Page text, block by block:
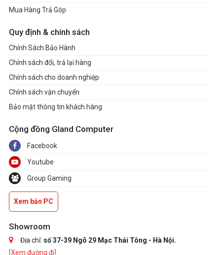
Mua Hàng Trả Góp
Quy định & chính sách
Chính Sách Bảo Hành
Chính sách đổi, trả lại hàng
Chính sách cho doanh nghiệp
Chính sách vận chuyển
Bảo mật thông tin khách hàng
Cộng đồng Gland Computer
Facebook
Youtube
Group Gaming
Xem bản PC
Showroom
Địa chỉ: số 37-39 Ngõ 29 Mạc Thái Tông - Hà Nội.
[Xem đường đi]